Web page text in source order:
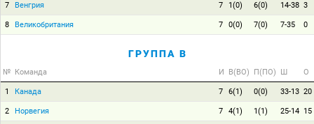
7 Венгрия 7 1(0) 6(0) 14-38 3
8 Великобритания 7 0(0) 7(0) 7-35 0
ГРУППА B
№ Команда И В(ВО) П(ПО) Ш О
1 Канада 7 6(1) 0(0) 33-13 20
2 Норвегия 7 4(1) 1(1) 25-14 15